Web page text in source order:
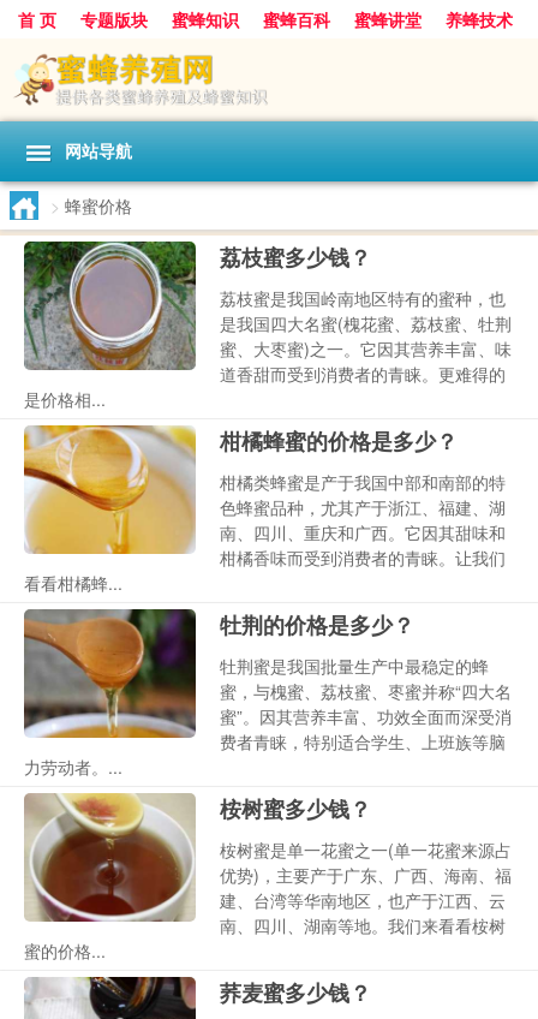
首 页 专题版块 蜜蜂知识 蜜蜂百科 蜜蜂讲堂
养蜂技术
中华蜜蜂
蜂蜜 胡蜂
网站导航
> 蜂蜜价格
荔枝蜜多少钱？
荔枝蜜是我国岭南地区特有的蜜种，也
是我国四大名蜜(槐花蜜、荔枝蜜、牡荆
蜜、大枣蜜)之一。它因其营养丰富、味
道香甜而受到消费者的青睐。更难得的
是价格相...
柑橘蜂蜜的价格是多少？
柑橘类蜂蜜是产于我国中部和南部的特
色蜂蜜品种，尤其产于浙江、福建、湖
南、四川、重庆和广西。它因其甜味和
柑橘香味而受到消费者的青睐。让我们
看看柑橘蜂...
牡荆的价格是多少？
牡荆蜜是我国批量生产中最稳定的蜂
蜜，与槐蜜、荔枝蜜、枣蜜并称“四大名
蜜”。因其营养丰富、功效全面而深受消
费者青睐，特别适合学生、上班族等脑
力劳动者。...
桉树蜜多少钱？
桉树蜜是单一花蜜之一(单一花蜜来源占
优势)，主要产于广东、广西、海南、福
建、台湾等华南地区，也产于江西、云
南、四川、湖南等地。我们来看看桉树
蜜的价格...
荞麦蜜多少钱？